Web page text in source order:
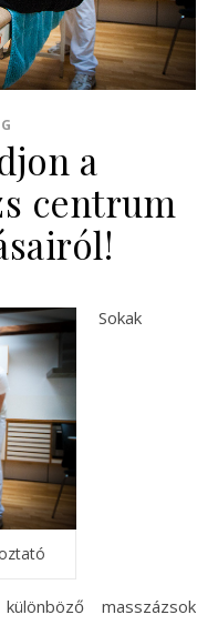
a
centrum
Sokak
masszázsok